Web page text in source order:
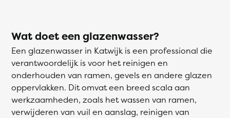
Wat doet een glazenwasser?
Een glazenwasser in Katwijk is een professional die
verantwoordelijk is voor het reinigen en
onderhouden van ramen, gevels en andere glazen
oppervlakken. Dit omvat een breed scala aan
werkzaamheden, zoals het wassen van ramen,
verwijderen van vuil en aanslag, reinigen van